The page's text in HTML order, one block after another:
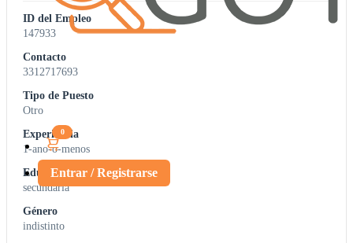
0
Entrar / Registrarse
ID del Empleo
147933
Contacto
3312717693
Tipo de Puesto
Otro
Experiencia
1-ano-o-menos
Educación
secundaria
Género
indistinto